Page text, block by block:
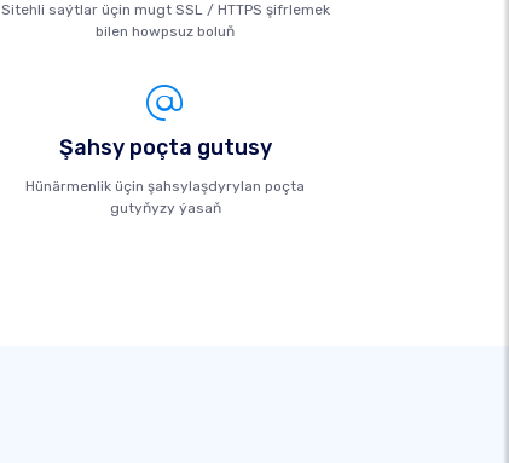
Sitehli saýtlar üçin mugt SSL / HTTPS şifrlemek
bilen howpsuz boluň
Şahsy poçta gutusy
Hünärmenlik üçin şahsylaşdyrylan poçta
gutyňyzy ýasaň